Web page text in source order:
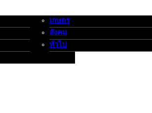
ปะ เกษตร-สังคม-ทั่วไป
เกษตร
สังคม
ทั่วไป